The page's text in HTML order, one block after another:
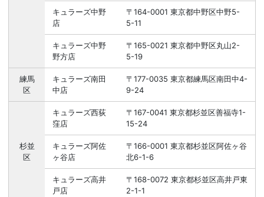
キュラーズ中野
店
〒164-0001 東京都中野区中野5-
5-11
キュラーズ中野
野方店
〒165-0021 東京都中野区丸山2-
5-19
練馬
区
キュラーズ南田
中店
〒177-0035 東京都練馬区南田中4-
9-24
杉並
区
キュラーズ西荻
窪店
〒167-0041 東京都杉並区善福寺1-
15-24
キュラーズ阿佐
ヶ谷店
〒166-0001 東京都杉並区阿佐ヶ谷
北6-1-6
キュラーズ高井
戸店
〒168-0072 東京都杉並区高井戸東
2-1-1